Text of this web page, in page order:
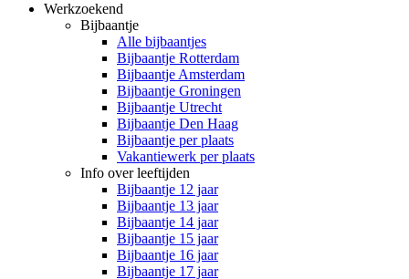
Werkzoekend
Bijbaantje
Alle bijbaantjes
Bijbaantje Rotterdam
Bijbaantje Amsterdam
Bijbaantje Groningen
Bijbaantje Utrecht
Bijbaantje Den Haag
Bijbaantje per plaats
Vakantiewerk per plaats
Info over leeftijden
Bijbaantje 12 jaar
Bijbaantje 13 jaar
Bijbaantje 14 jaar
Bijbaantje 15 jaar
Bijbaantje 16 jaar
Bijbaantje 17 jaar